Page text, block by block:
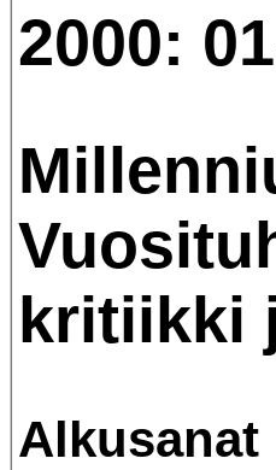
2000:
kritiikki
Alkusanat